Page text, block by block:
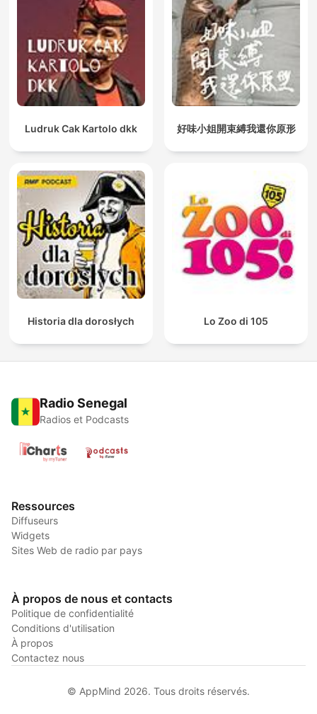
Ludruk Cak Kartolo dkk 好味小姐開束縛我還你原形
Historia dla dorosłych Lo Zoo di 105
Radio Senegal
Radios et Podcasts
Ressources
Diffuseurs
Widgets
Sites Web de radio par pays
À propos de nous et contacts
Politique de confidentialité
Conditions d'utilisation
À propos
Contactez nous
© AppMind 2026. Tous droits réservés.